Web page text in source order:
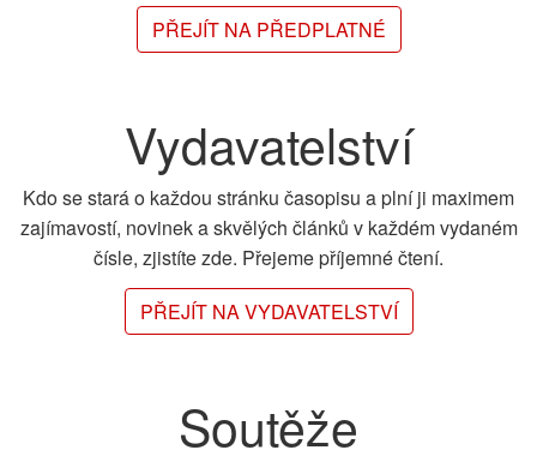
PŘEJÍT NA PŘEDPLATNÉ
Vydavatelství
Kdo se stará o každou stránku časopisu a plní ji maximem
zajímavostí, novinek a skvělých článků v každém vydaném
čísle, zjistíte zde. Přejeme příjemné čtení.
PŘEJÍT NA VYDAVATELSTVÍ
Soutěže